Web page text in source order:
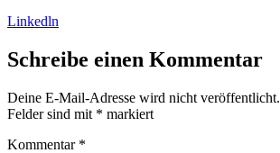
Linkedln
Schreibe einen Kommentar
Deine E-Mail-Adresse wird nicht veröffentlicht.
Felder sind mit * markiert
Kommentar *